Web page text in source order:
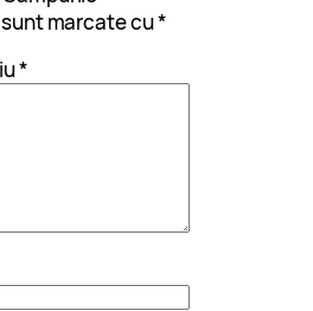
marcate cu*
*